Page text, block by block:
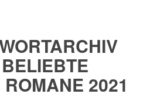
BELIEBTE
2021